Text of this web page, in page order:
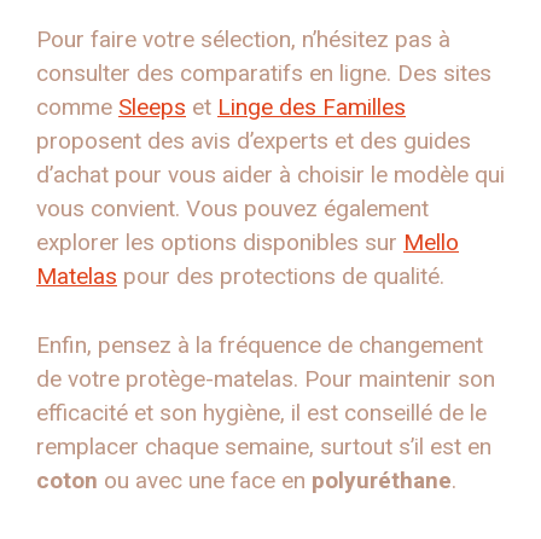
Pour faire votre sélection, n’hésitez pas à
consulter des comparatifs en ligne. Des sites
comme Sleeps et Linge des Familles
proposent des avis d’experts et des guides
d’achat pour vous aider à choisir le modèle qui
vous convient. Vous pouvez également
explorer les options disponibles sur Mello
Matelas pour des protections de qualité.
Enfin, pensez à la fréquence de changement
de votre protège-matelas. Pour maintenir son
efficacité et son hygiène, il est conseillé de le
remplacer chaque semaine, surtout s’il est en
coton ou avec une face en polyuréthane.